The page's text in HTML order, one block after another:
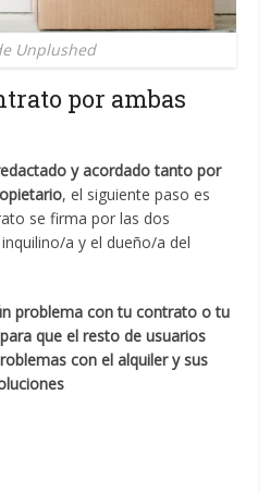
Unplushed
por ambas
y acordado tanto por
, el siguiente paso es
se firma por las dos
a y el dueño/a del
problema con tu contrato o tu
que el resto de usuarios
con el alquiler y sus